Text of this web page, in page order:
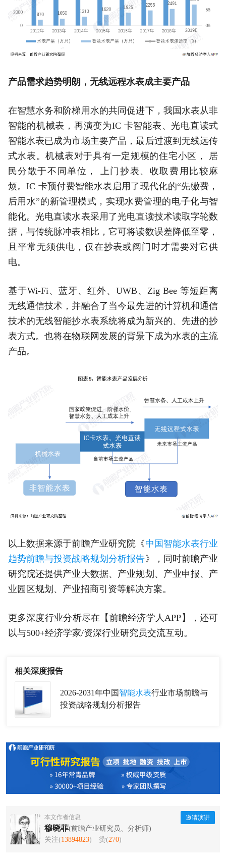
产品需求趋势明朗，无线远程水表成主要产品
在智慧水务和阶梯用水的共同促进下，我国水表从非
智能的机械表，再演变为IC 卡智能表、光电直读式
智能水表已成为市场主要产品，最后过渡到无线远传
式水表。机械表对于具有一定规模的住宅小区， 居
民分散于不同单位， 上门抄表、收取费用比较麻
烦。IC 卡预付费智能水表启用了现代化的“先缴费，
后用水”的新管理模式，实现水费管理的电子化与智
能化。光电直读水表采用了光电直读技术读取字轮数
据，与传统脉冲表相比，它可将读数误差降低至零，
且平常无须供电，仅在抄表或阀门时才需要对它供
电。
基于Wi-Fi、蓝牙、红外、UWB、Zig Bee 等短距离
无线通信技术，并融合了当今最先进的计算机和通信
技术的无线智能抄水表系统将成为新兴的、先进的抄
表方式。也将在物联网发展的背景下成为水表的主流
产品。
以上数据来源于前瞻产业研究院《中国智能水表行业
趋势前瞻与投资战略规划分析报告》，同时前瞻产业
研究院还提供产业大数据、产业规划、产业申报、产
业园区规划、产业招商引资等解决方案。
更多深度行业分析尽在【前瞻经济学人APP】，还可
以与500+经济学家/资深行业研究员交流互动。
相关深度报告
2026-2031年中国 智能水表行业市场前瞻与
投资战略规划分析报告
本文作者信息
穆晓菲(前瞻产业研究员、分析师)
关注(13894823) 赞(270)
邀请演讲